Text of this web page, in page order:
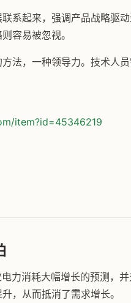
系起来，强调产品战略驱
容易被忽视。
法，一种领导力。技术人
item?id=45346219
力消耗大幅增长的预测，
，从而抵消了需求增长。